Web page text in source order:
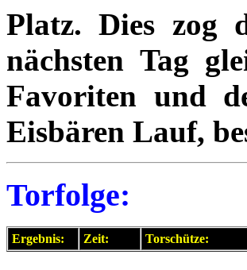
Platz. Dies zog
nächsten Tag
Favoriten und
Eisbären Lauf,
Torfolge:
Ergebnis: Zeit: Torschütze: